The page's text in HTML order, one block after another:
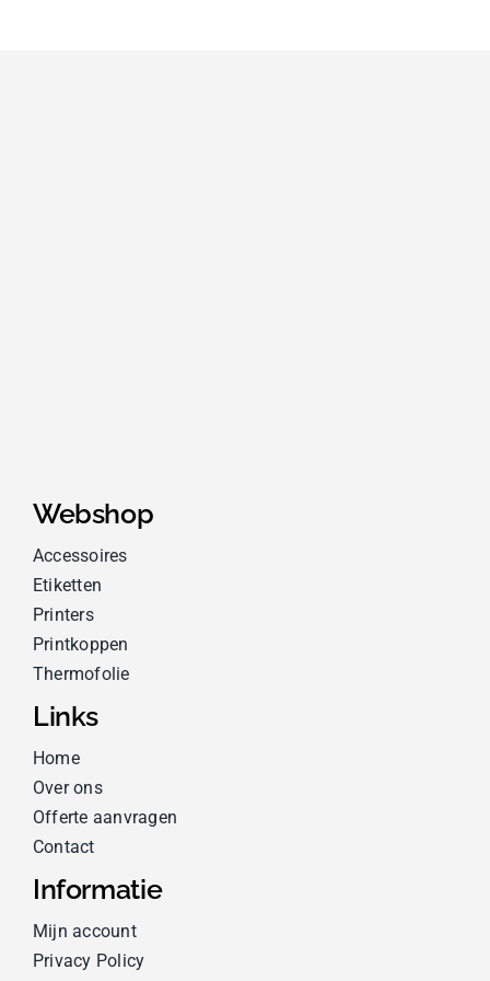
Webshop
Accessoires
Etiketten
Printers
Printkoppen
Thermofolie
Links
Home
Over ons
Offerte aanvragen
Contact
Informatie
Mijn account
Privacy Policy